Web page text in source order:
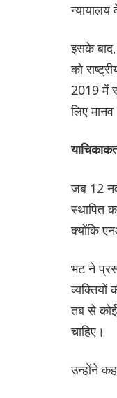
इसके
को
2019 में
लिए
जब 12
स्थापित
क्योंकि
भट ने
तब से
चाहिए।
उन्होंने